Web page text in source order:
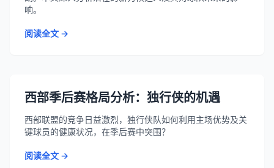
响。
阅读全文 →
西部季后赛格局分析：独行侠的机遇
西部联盟的竞争日益激烈，独行侠队如何利用主场优势及关
键球员的健康状况，在季后赛中突围？
阅读全文 →